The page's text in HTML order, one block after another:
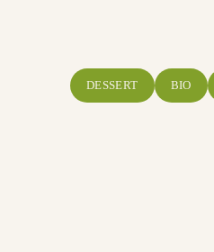
DESSERT BIO